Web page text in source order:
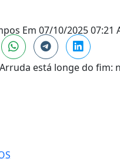
Em 07/10/2025 07:21